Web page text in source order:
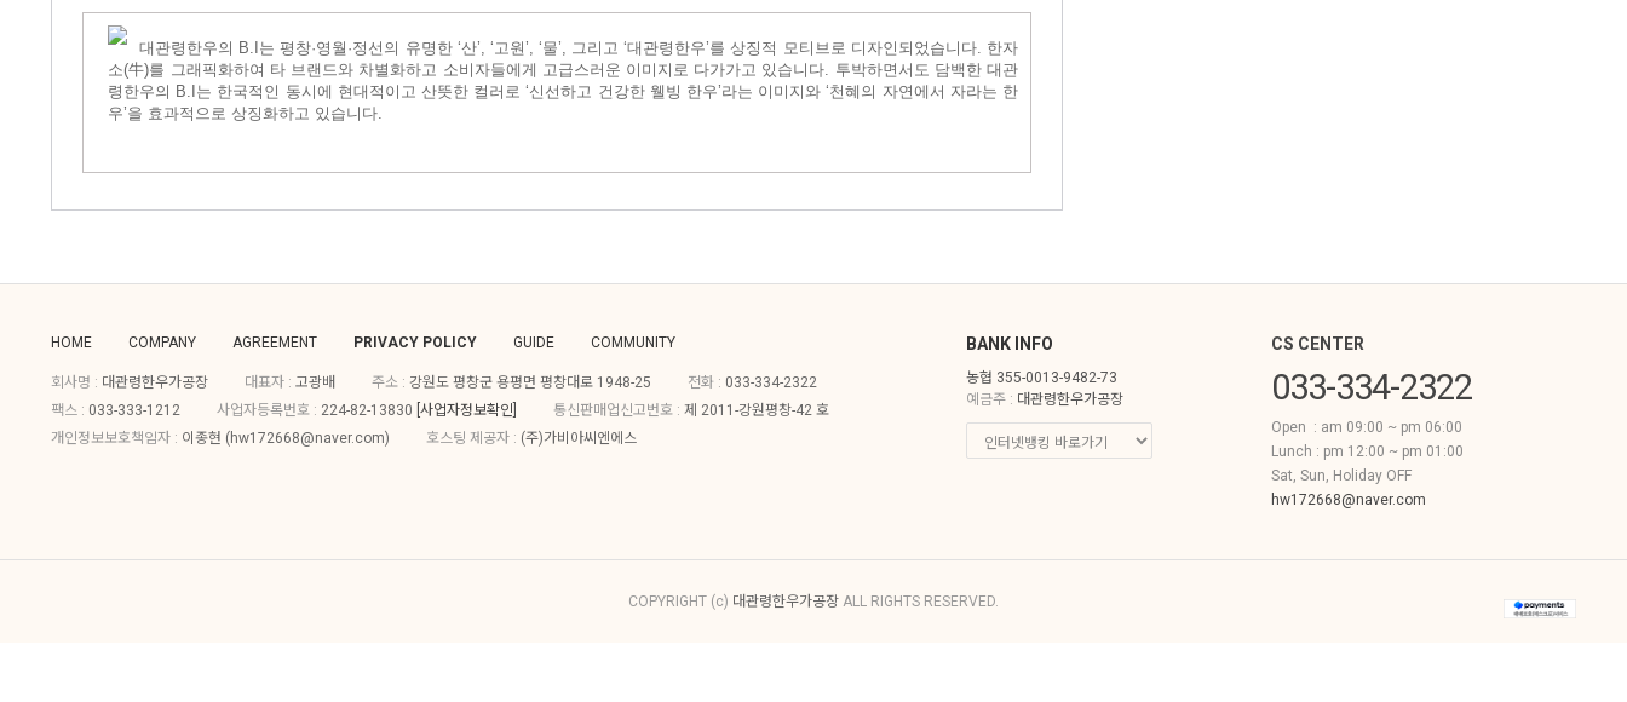
대관령한우의 B.I는 평창·영월·정선의 유명한 ‘산’, ‘고원’, ‘물’, 그리고 ‘대관령한우’를 상징적 모티브로 디자인되었습니다. 한자
소(牛)를 그래픽화하여 타 브랜드와 차별화하고 소비자들에게 고급스러운 이미지로 다가가고 있습니다. 투박하면서도 담백한 대관
령한우의 B.I는 한국적인 동시에 현대적이고 산뜻한 컬러로 ‘신선하고 건강한 웰빙 한우’라는 이미지와 ‘천혜의 자연에서 자라는 한
우’을 효과적으로 상징화하고 있습니다.
HOME COMPANY AGREEMENT PRIVACY POLICY GUIDE COMMUNITY
회사명 : 대관령한우가공장 대표자 : 고광배 주소 : 강원도 평창군 용평면 평창대로 1948-25 전화 : 033-334-2322
팩스 : 033-333-1212 사업자등록번호 : 224-82-13830 [사업자정보확인] 통신판매업신고번호 : 제 2011-강원평창-42 호
개인정보보호책임자 : 이종현 ( hw172668@naver.com) 호스팅 제공자 : (주)가비아씨엔에스
BANK INFO
농협 355-0013-9482-73
예금주 : 대관령한우가공장
CS CENTER
033-334-2322
Open : am 09:00 ~ pm 06:00
Lunch : pm 12:00 ~ pm 01:00
Sat, Sun, Holiday OFF
hw172668@naver.com
COPYRIGHT (c) 대관령한우가공장 ALL RIGHTS RESERVED.